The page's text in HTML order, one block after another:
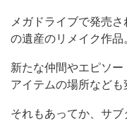
メガドライブで発売
の遺産のリメイク作品
新たな仲間やエピソ
アイテムの場所なども
それもあってか、サ